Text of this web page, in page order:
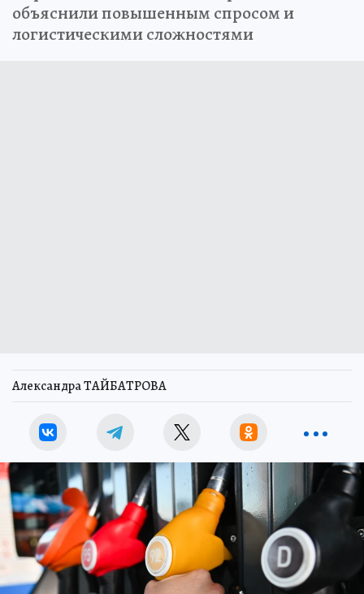
объяснили повышенным спросом и
логистическими сложностями
Александра ТАЙБАТРОВА